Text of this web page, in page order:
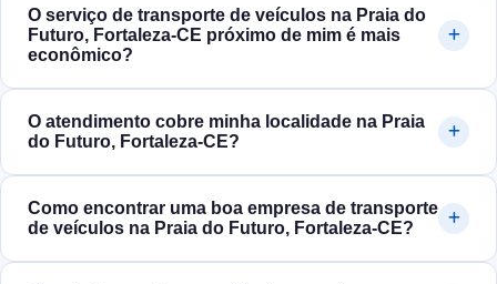
O serviço de transporte de veículos na Praia do
Futuro, Fortaleza‑CE próximo de mim é mais
econômico?
O atendimento cobre minha localidade na Praia
do Futuro, Fortaleza‑CE?
Como encontrar uma boa empresa de transporte
de veículos na Praia do Futuro, Fortaleza‑CE?